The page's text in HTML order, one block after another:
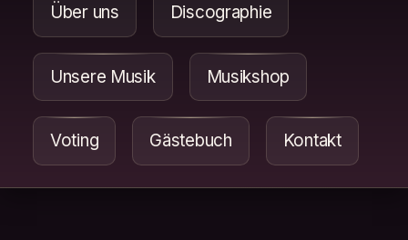
Über uns Discographie
Unsere Musik Musikshop
Voting Gästebuch Kontakt